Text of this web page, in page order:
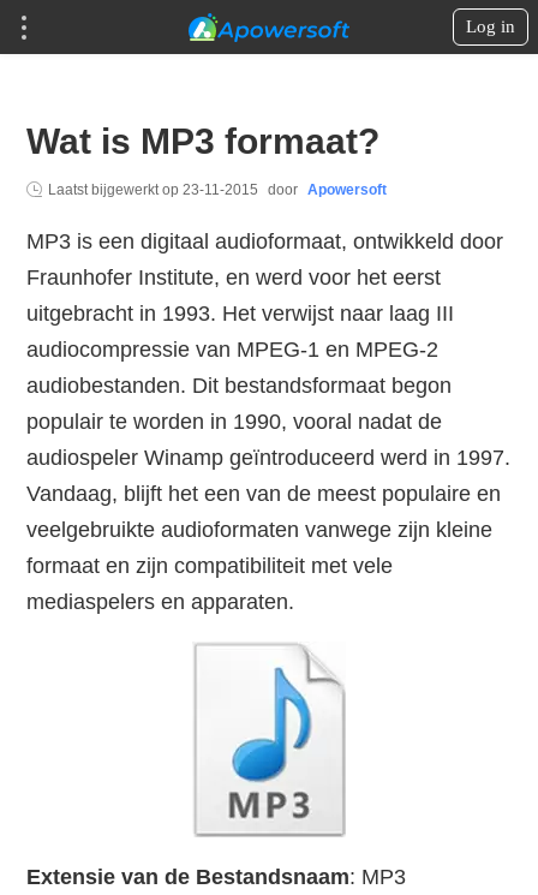
Log in
Wat is MP3 formaat?
Laatst bijgewerkt op23-11-2015 door Apowersoft
MP3 is een digitaal audioformaat, ontwikkeld door
Fraunhofer Institute, en werd voor het eerst
uitgebracht in 1993. Het verwijst naar laag III
audiocompressie van MPEG-1 en MPEG-2
audiobestanden. Dit bestandsformaat begon
populair te worden in 1990, vooral nadat de
audiospeler Winamp geïntroduceerd werd in 1997.
Vandaag, blijft het een van de meest populaire en
veelgebruikte audioformaten vanwege zijn kleine
formaat en zijn compatibiliteit met vele
mediaspelers en apparaten.
Extensie van de Bestandsnaam: MP3